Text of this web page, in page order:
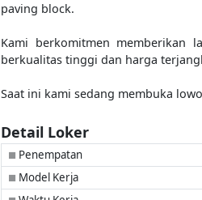
paving block.
Kami berkomitmen memberikan
berkualitas tinggi dan harga
Saat ini kami sedang membuka
Detail Loker
■ Penempatan
■ Model Kerja